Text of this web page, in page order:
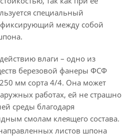
специальный
между собой
влаги – одно из
березовой фанеры ФСФ
мм сорта 4/4. Она может
работах, ей не страшно
среды благодаря
смолам клеящего состава.
листов шпона